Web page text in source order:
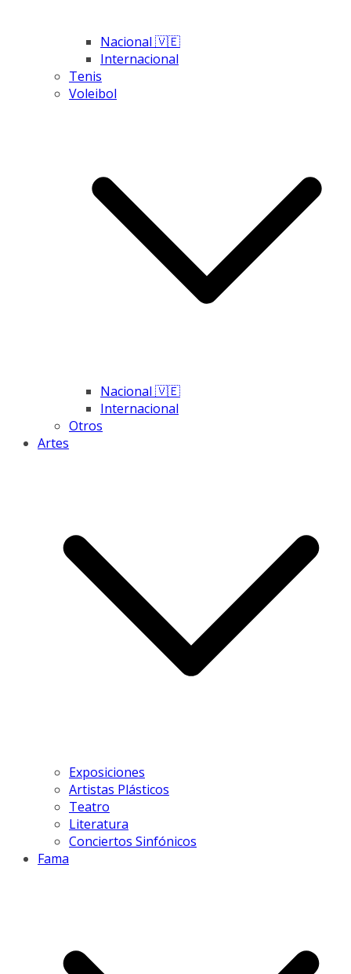
Nacional 🇻🇪
Internacional
Tenis
Voleibol
Nacional 🇻🇪
Internacional
Otros
Artes
Exposiciones
Artistas Plásticos
Teatro
Literatura
Conciertos Sinfónicos
Fama